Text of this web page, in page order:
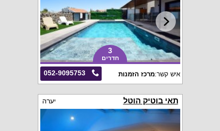
3
חדרים
052-9095753 איש קשר:מרכז הזמנות
תאי בוטיק הוטל יערה